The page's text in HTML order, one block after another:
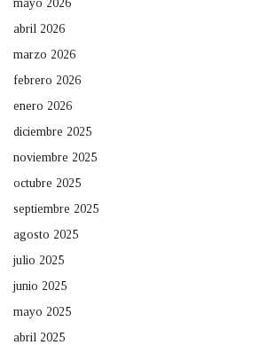
mayo 2026
abril 2026
marzo 2026
febrero 2026
enero 2026
diciembre 2025
noviembre 2025
octubre 2025
septiembre 2025
agosto 2025
julio 2025
junio 2025
mayo 2025
abril 2025